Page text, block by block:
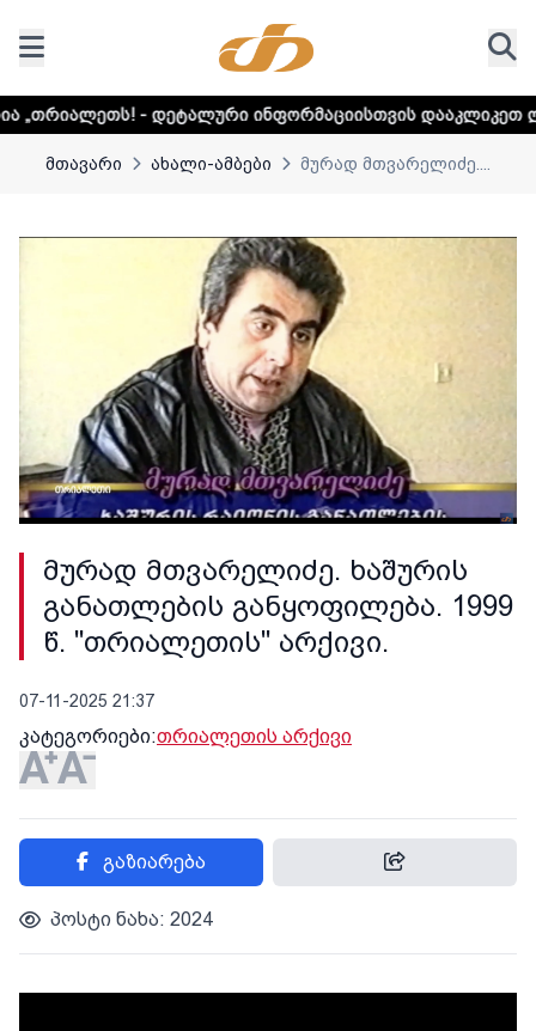
ინფორმაციისთვის დააკლიკეთ ლინკს
მთავარი ახალი-ამბები მურად მთვარელიძე....
მურად მთვარელიძე. ხაშურის
განათლების განყოფილება. 1999
წ. "თრიალეთის" არქივი.
07-11-2025 21:37
კატეგორიები:თრიალეთის არქივი
გაზიარება
პოსტი ნახა: 2024